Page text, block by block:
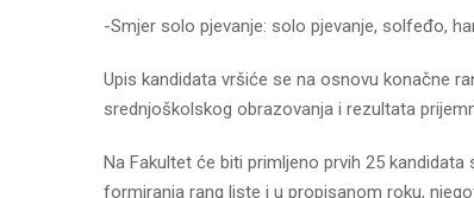
-Smjer solo pjevanje: solo pjevanje, solfeđo,
Upis kandidata vršiće se na osnovu konačne
srednjoškolskog obrazovanja i rezultata
Na Fakultet će biti primljeno prvih 25
formiranja rang liste i u propisanom roku,